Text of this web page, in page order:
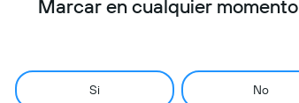
Marcar en cualquier momento
Si No